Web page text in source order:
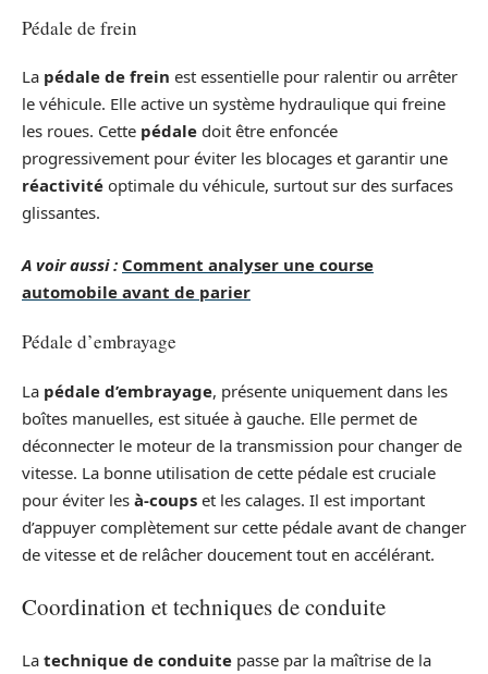
Pédale de frein
La pédale de frein est essentielle pour ralentir ou arrêter
le véhicule. Elle active un système hydraulique qui freine
les roues. Cette pédale doit être enfoncée
progressivement pour éviter les blocages et garantir une
réactivité optimale du véhicule, surtout sur des surfaces
glissantes.
A voir aussi : Comment analyser une course
automobile avant de parier
Pédale d’embrayage
La pédale d’embrayage, présente uniquement dans les
boîtes manuelles, est située à gauche. Elle permet de
déconnecter le moteur de la transmission pour changer de
vitesse. La bonne utilisation de cette pédale est cruciale
pour éviter les à-coups et les calages. Il est important
d’appuyer complètement sur cette pédale avant de changer
de vitesse et de relâcher doucement tout en accélérant.
Coordination et techniques de conduite
La technique de conduite passe par la maîtrise de la